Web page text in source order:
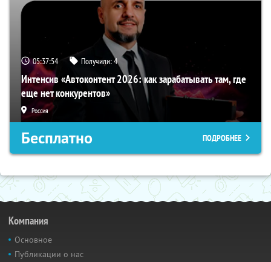
05:37:54 Получили:4
Интенсив «Автоконтент 2026: как зарабатывать там, где
еще нет конкурентов»
Россия
Бесплатно ПОДРОБНЕЕ
Компания
Основное
Публикации о нас